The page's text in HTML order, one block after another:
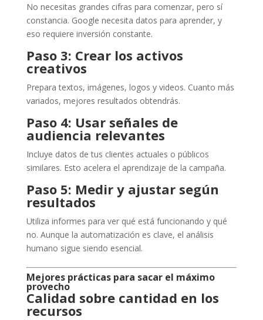
No necesitas grandes cifras para comenzar, pero sí
constancia. Google necesita datos para aprender, y
eso requiere inversión constante.
Paso 3: Crear los activos
creativos
Prepara textos, imágenes, logos y videos. Cuanto más
variados, mejores resultados obtendrás.
Paso 4: Usar señales de
audiencia relevantes
Incluye datos de tus clientes actuales o públicos
similares. Esto acelera el aprendizaje de la campaña.
Paso 5: Medir y ajustar según
resultados
Utiliza informes para ver qué está funcionando y qué
no. Aunque la automatización es clave, el análisis
humano sigue siendo esencial.
Mejores prácticas para sacar el máximo
provecho
Calidad sobre cantidad en los
recursos